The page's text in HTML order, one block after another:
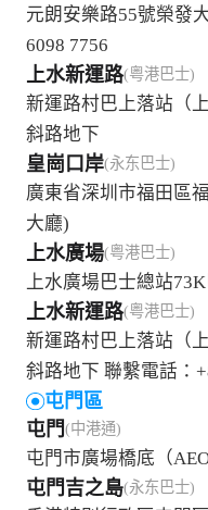
元朗安樂路55號榮發
6098 7756
上水新運路(粤港巴士)
新運路村巴上落站（
斜路地下
皇崗口岸(永东巴士)
廣東省深圳市福田區
大廳)
上水廣場(粤港巴士)
上水廣場巴士總站
上水新運路(粤港巴士)
新運路村巴上落站（
斜路地下 聯繫電話：
屯門區
屯門(中港通)
屯門市廣場橋底（
屯門吉之島(永东巴士)